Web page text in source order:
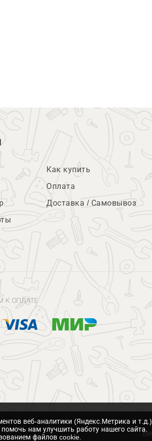
Как купить
Оплата
Доставка / Самовывоз
К ОПЛАТЕ
веб-аналитики (Яндекс.Метрика и
нам улучшить работу нашего сайта.
файлов cookie.